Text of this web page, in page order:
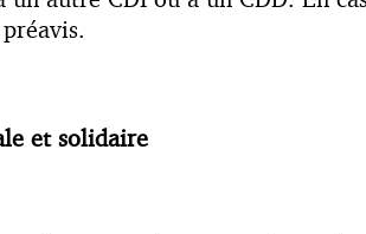
et solidaire